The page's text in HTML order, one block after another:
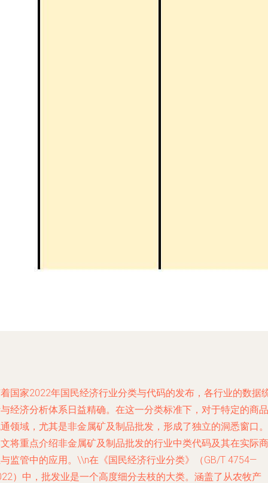
国家2022年国民经济行业分类与代码的发布，各行业的数据
经济分析体系日益精确。在这一分类标准下，对于特定的商品
领域，尤其是非金属矿及制品批发，形成了独立的洞悉窗口。
将重点介绍非金属矿及制品批发的行业中类代码及其在实际商
监管中的应用。\\n在《国民经济行业分类》（GB/T 4754—
）中，批发业是一个高度细分去枝的大类。涵盖了从农牧产